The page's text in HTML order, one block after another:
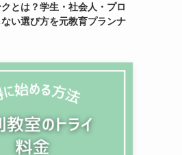
とは？学生・社会人・プロ
い選び方を元教育プランナ